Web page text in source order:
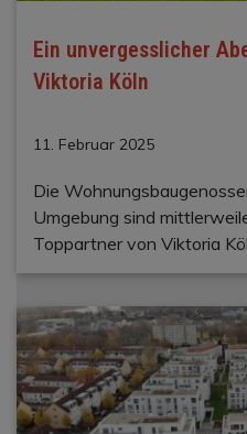
Ein unvergesslicher
Viktoria Köln
11. Februar 2025
Die
Umgebung sind
Toppartner von Viktoria